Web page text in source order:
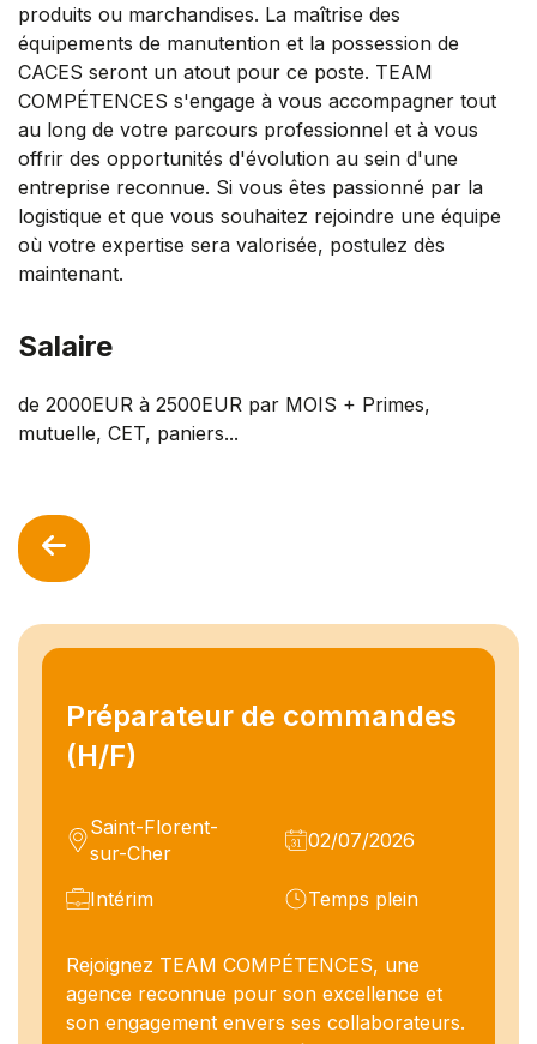
Préparateur de commandes
(H/F)
Saint-Florent-
sur-Cher
02/07/2026
Intérim Temps plein
Rejoignez TEAM COMPÉTENCES, une
agence reconnue pour son excellence et
son engagement envers ses collaborateurs.
produits ou marchandises. La maîtrise des
équipements de manutention et la possession de
CACES seront un atout pour ce poste. TEAM
COMPÉTENCES s'engage à vous accompagner tout
au long de votre parcours professionnel et à vous
offrir des opportunités d'évolution au sein d'une
entreprise reconnue. Si vous êtes passionné par la
logistique et que vous souhaitez rejoindre une équipe
où votre expertise sera valorisée, postulez dès
maintenant.
Salaire
de 2000EUR à 2500EUR par MOIS + Primes,
mutuelle, CET, paniers...